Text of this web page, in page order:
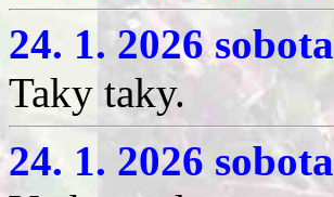
24. 1. 2026
Taky taky.
24. 1. 2026